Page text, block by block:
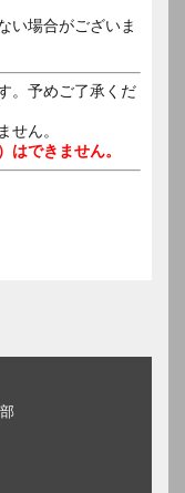
い場合がございま
。予めご了承くだ
せん。
はできません。